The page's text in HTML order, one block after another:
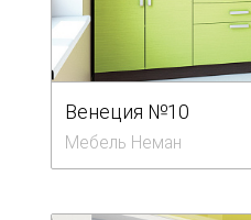
Венеция №10
Мебель Неман